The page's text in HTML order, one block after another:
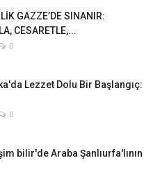
GAZZE’DE SINANIR:
CESARETLE,...
0
Lezzet Dolu Bir Başlangıç:
0
bilir'de Araba Şanlıurfa'lının